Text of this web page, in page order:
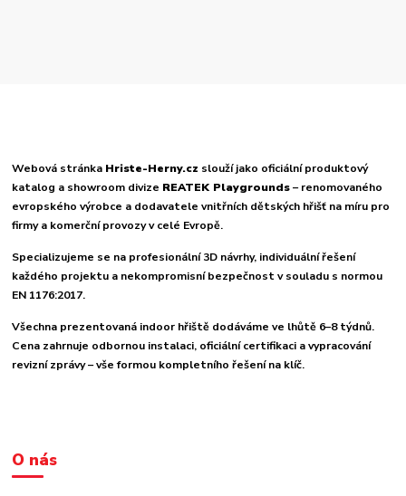
Webová stránka Hriste-Herny.cz slouží jako oficiální produktový
katalog a showroom divize REATEK Playgrounds– renomovaného
evropského výrobce a dodavatele vnitřních dětských hřišť na míru pro
firmy a komerční provozy v celé Evropě.
Specializujeme se na profesionální 3D návrhy, individuální řešení
každého projektu a nekompromisní bezpečnost v souladu s normou
EN 1176:2017.
Všechna prezentovaná indoor hřiště dodáváme ve lhůtě 6–8 týdnů.
Cena zahrnuje odbornou instalaci, oficiální certifikaci a vypracování
revizní zprávy – vše formou kompletního řešení na klíč.
O nás